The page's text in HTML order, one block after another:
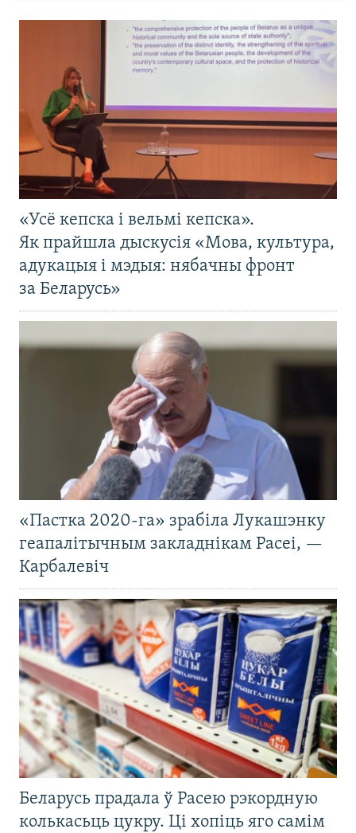
«Усё кепска і вельмі кепска».
Як прайшла дыскусія «Мова, культура,
адукацыя і мэдыя: нябачны фронт
за Беларусь»
«Пастка 2020-га» зрабіла Лукашэнку
геапалітычным закладнікам Расеі, —
Карбалевіч
Беларусь прадала ў Расею рэкордную
колькасьць цукру. Ці хопіць яго самім